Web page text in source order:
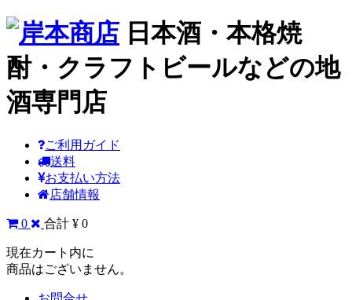
日本酒・本格焼
酎・クラフトビールなどの地
酒専門店
ご利用ガイド
送料
お支払い方法
店舗情報
0 合計 ¥ 0
現在カート内に
商品はございません。